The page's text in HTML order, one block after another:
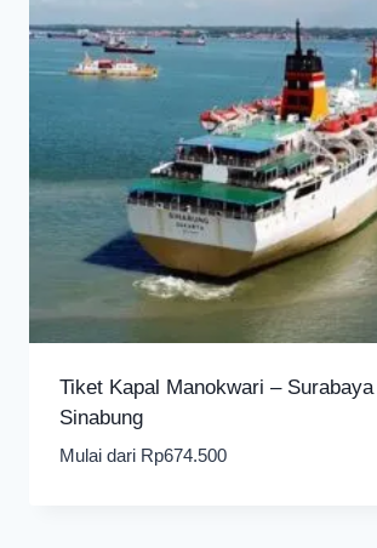
Tiket Kapal Manokwari –
Sinabung
Mulai dari Rp674.500